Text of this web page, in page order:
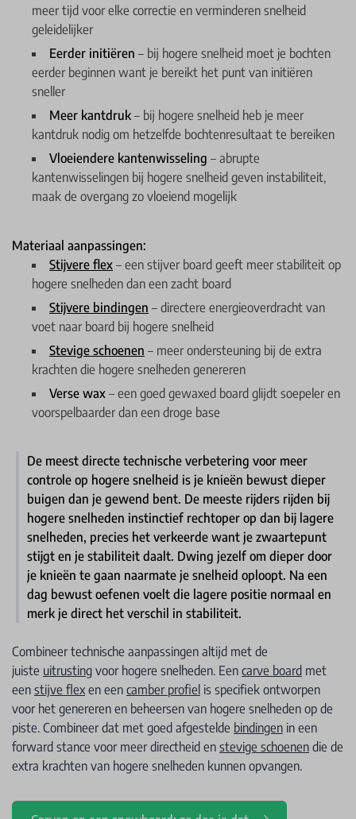
meer tijd voor elke correctie en verminderen snelheid
geleidelijker
Eerder initiëren – bij hogere snelheid moet je bochten
eerder beginnen want je bereikt het punt van initiëren
sneller
Meer kantdruk – bij hogere snelheid heb je meer
kantdruk nodig om hetzelfde bochtenresultaat te bereiken
Vloeiendere kantenwisseling – abrupte
kantenwisselingen bij hogere snelheid geven instabiliteit,
maak de overgang zo vloeiend mogelijk
Materiaal aanpassingen:
Stijvere flex – een stijver board geeft meer stabiliteit op
hogere snelheden dan een zacht board
Stijvere bindingen – directere energieoverdracht van
voet naar board bij hogere snelheid
Stevige schoenen – meer ondersteuning bij de extra
krachten die hogere snelheden genereren
Verse wax – een goed gewaxed board glijdt soepeler en
voorspelbaarder dan een droge base
De meest directe technische verbetering voor meer
controle op hogere snelheid is je knieën bewust dieper
buigen dan je gewend bent. De meeste rijders rijden bij
hogere snelheden instinctief rechtoper op dan bij lagere
snelheden, precies het verkeerde want je zwaartepunt
stijgt en je stabiliteit daalt. Dwing jezelf om dieper door
je knieën te gaan naarmate je snelheid oploopt. Na een
dag bewust oefenen voelt die lagere positie normaal en
merk je direct het verschil in stabiliteit.
Combineer technische aanpassingen altijd met de
juiste uitrusting voor hogere snelheden. Een carve board met
een stijve flex en een camber profiel is specifiek ontworpen
voor het genereren en beheersen van hogere snelheden op de
piste. Combineer dat met goed afgestelde bindingen in een
forward stance voor meer directheid en stevige schoenen die de
extra krachten van hogere snelheden kunnen opvangen.